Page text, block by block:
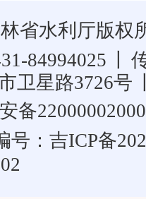
省水利厅版权
84994025
卫星路3726号
备
号：吉ICP备